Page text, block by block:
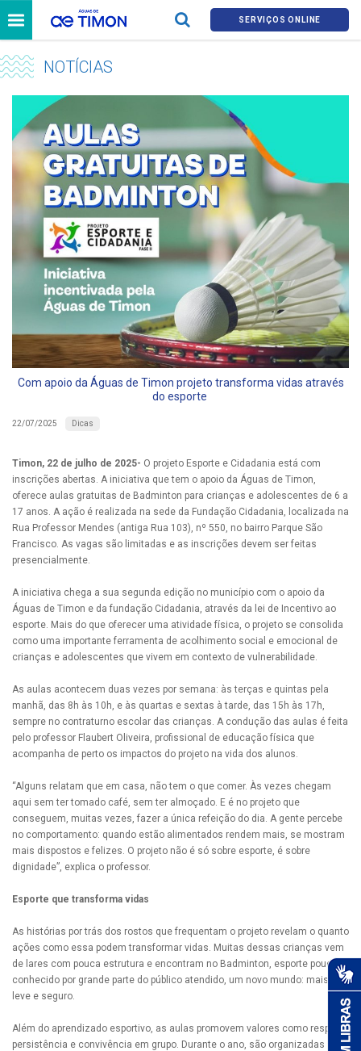
SERVIÇOS ONLINE
NOTÍCIAS
Com apoio da Águas de Timon projeto transforma vidas através
do esporte
22/07/2025 Dicas
Timon, 22 de julho de 2025- O projeto Esporte e Cidadania está com
inscrições abertas. A iniciativa que tem o apoio da Águas de Timon,
oferece aulas gratuitas de Badminton para crianças e adolescentes de 6 a
17 anos. A ação é realizada na sede da Fundação Cidadania, localizada na
Rua Professor Mendes (antiga Rua 103), nº 550, no bairro Parque São
Francisco. As vagas são limitadas e as inscrições devem ser feitas
presencialmente.
A iniciativa chega a sua segunda edição no município com o apoio da
Águas de Timon e da fundação Cidadania, através da lei de Incentivo ao
esporte. Mais do que oferecer uma atividade física, o projeto se consolida
como uma importante ferramenta de acolhimento social e emocional de
crianças e adolescentes que vivem em contexto de vulnerabilidade.
As aulas acontecem duas vezes por semana: às terças e quintas pela
manhã, das 8h às 10h, e às quartas e sextas à tarde, das 15h às 17h,
sempre no contraturno escolar das crianças. A condução das aulas é feita
pelo professor Flaubert Oliveira, profissional de educação física que
acompanha de perto os impactos do projeto na vida dos alunos.
“Alguns relatam que em casa, não tem o que comer. Às vezes chegam
aqui sem ter tomado café, sem ter almoçado. E é no projeto que
conseguem, muitas vezes, fazer a única refeição do dia. A gente percebe
no comportamento: quando estão alimentados rendem mais, se mostram
mais dispostos e felizes. O projeto não é só sobre esporte, é sobre
dignidade”, explica o professor.
Esporte que transforma vidas
As histórias por trás dos rostos que frequentam o projeto revelam o quanto
ações como essa podem transformar vidas. Muitas dessas crianças vem
de lares com pouca estrutura e encontram no Badminton, esporte pouco
conhecido por grande parte do público atendido, um novo mundo: mais
leve e seguro.
Além do aprendizado esportivo, as aulas promovem valores como respeito,
persistência e convivência em grupo. Durante o ano, são organizadas